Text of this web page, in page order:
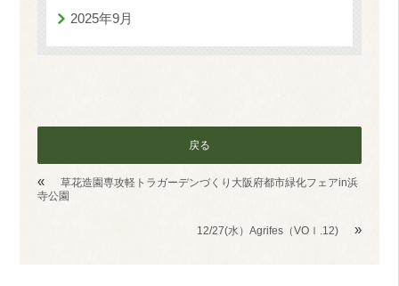
2025年9月
戻る
«
草花造園専攻軽トラガーデンづくり大阪府都市緑化フェアin浜
寺公園
12/27(水）Agrifes（VOｌ.12) »